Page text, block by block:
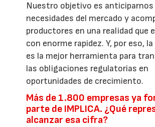
Nuestro objetivo es anticiparnos
necesidades del mercado y
productores en una realidad que
con enorme rapidez. Y, por eso,
es la mejor herramienta para
las obligaciones regulatorias en
oportunidades de crecimiento.
Más de 1.800 empresas ya
parte de IMPLICA. ¿Qué
alcanzar esa cifra?